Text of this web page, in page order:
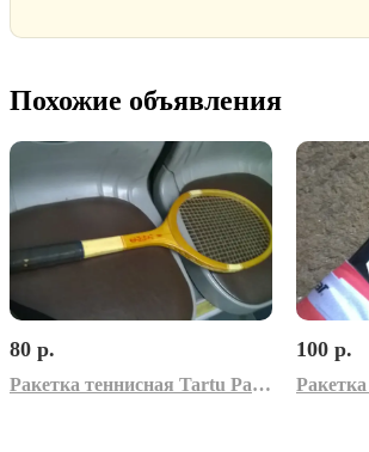
Похожие объявления
80 р.
Ракетка теннисная Tartu Раритет Япония
100 р.